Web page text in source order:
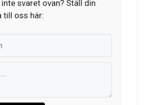
svaret ovan? Ställ din
till oss här: